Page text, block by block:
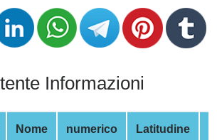
Informazioni
Nome numerico Latitudine